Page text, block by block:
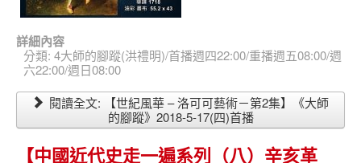
詳細內容
分類: 4大師的腳蹤(洪禮明)/首播週四22:00/重播週五08:00/週
六22:00/週日08:00
閱讀全文: 【世紀風華 – 洛可可藝術－第2集】《大師
的腳蹤》2018-5-17(四)首播
【中國近代史走一遍系列（八）辛亥革